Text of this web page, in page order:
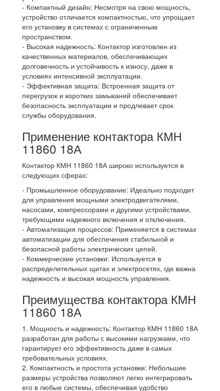
- Компактный дизайн: Несмотря на свою мощность,
устройство отличается компактностью, что упрощает
его установку в системах с ограниченным
пространством.
- Высокая надежность: Контактор изготовлен из
качественных материалов, обеспечивающих
долговечность и устойчивость к износу, даже в
условиях интенсивной эксплуатации.
- Эффективная защита: Встроенная защита от
перегрузок и коротких замыканий обеспечивает
безопасность эксплуатации и продлевает срок
службы оборудования.
Применение контактора КМН
11860 18А
Контактор КМН 11860 18А широко используется в
следующих сферах:
- Промышленное оборудование: Идеально подходит
для управления мощными электродвигателями,
насосами, компрессорами и другими устройствами,
требующими надежного включения и отключения.
- Автоматизация процессов: Применяется в системах
автоматизации для обеспечения стабильной и
безопасной работы электрических цепей.
- Коммерческие установки: Используется в
распределительных щитах и электросетях, где важна
надежность и высокая мощность управления.
Преимущества контактора КМН
11860 18А
1. Мощность и надежность: Контактор КМН 11860 18А
разработан для работы с высокими нагрузками, что
гарантирует его эффективность даже в самых
требовательных условиях.
2. Компактность и простота установки: Небольшие
размеры устройства позволяют легко интегрировать
его в любые системы, обеспечивая удобство